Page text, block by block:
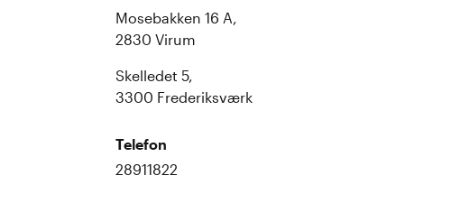
Mosebakken 16 A,
2830 Virum
Skelledet 5,
3300 Frederiksværk
Telefon
28911822